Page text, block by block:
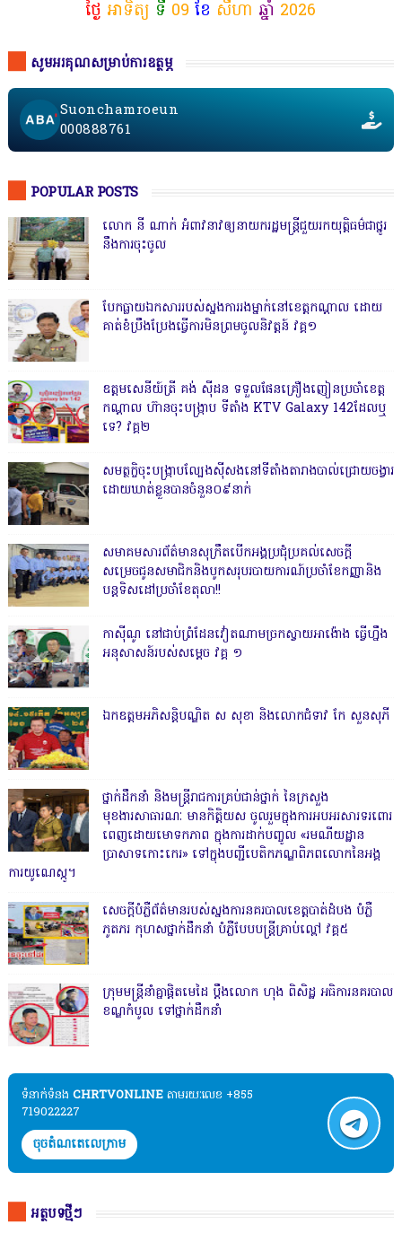
ថ្ងៃ អាទិត្យ ទី 09 ខែ សីហា ឆ្នាំ 2026
សូមអរគុណសម្រាប់ការឧត្ថម្ភ
Suonchamroeun
000888761
POPULAR POSTS
លោក នី ណាក់ អំពាវនាវឲ្យនាយករដ្ឋមន្ត្រីជួយរកយុត្តិធម៌ជាថ្នូរ
នឹងការចុះចូល
បែកធ្លាយឯកសាររបស់ស្នងការរងម្នាក់នៅខេត្តកណ្ដាល ដោយ
គាត់ខំប្រឹងប្រែងធ្វើការមិនព្រមចូលនិវត្តន៍ វគ្គ១
ឧត្តមសេនីយ៍ត្រី គង់ ស៊ីដន ទទួលផែនគ្រឿងញៀនប្រចាំខេត្ត
កណ្តាល ហ៊ានចុះបង្ក្រាប ទីតាំង KTV Galaxy 142ដែលឬ
ទេ? វគ្គ២
សមត្ថកិ្ចចុះបង្ក្រាបល្បែងស៊ីសងនៅទីតាំងតារាងបាល់ជ្រោយចង្វារ
ដោយឃាត់ខ្លួនបានចំនួន០៩នាក់
សមាគមសារព័ត៌មានសុក្រឹតបើកអង្គប្រជុំប្រគល់សេចក្តី
សម្រេចជូនសមាជិកនិងបូកសរុបរបាយការណ៍ប្រចាំខែកញ្ញានិង
បន្តទិសដៅប្រចាំខែតុលា!!
កាសុីណូ នៅជាប់ព្រំដែនវៀតណាមច្រកស្វាយអាង៉ោង ធ្វើហ្នឹង
អនុសាសន៍របស់សម្ដេច វគ្គ ១
ឯកឧត្តមអភិសន្តិបណ្ឌិត ស សុខា និងលោកជំទាវ កែ សួនសុភី
ថ្នាក់ដឹកនាំ និងមន្ត្រីរាជការគ្រប់ជាន់ថ្នាក់ នៃក្រសួង
មុខងារសាធារណៈ មានកិត្តិយស ចូលរួមក្នុងការអបអរសារទរពោរ
ពេញដោយមោទកភាព ក្នុងការដាក់បញ្ចូល «រមណីយដ្ឋាន
ប្រាសាទកោះកេរ» ទៅក្នុងបញ្ជីបេតិកភណ្ឌពិភពលោកនៃអង្គ
ការយូណេស្កូ។
សេចក្តីបំភ្លឺព័ត៌មានរបស់ស្នងការនគរបាលខេត្តបាត់ដំបង បំភ្លឺ
ភូតភរ កុហសថ្នាក់ដឹកនាំ បំភ្លឺបែបបន្ត្រីគ្រាប់ល្ពៅ វគ្គ៥
ក្រុមមន្ត្រីនាំគ្នាផ្ដិតមេដៃ ប្ដឹងលោក ហុង ពិសិដ្ឋ អធិការនគរបាល
ខណ្ឌកំបូល ទៅថ្នាក់ដឹកនាំ
ទំនាក់ទំនង​​ CHRTVONLINE តាមរយៈលេខ +855
719022227
ចុចតំណតេលេក្រាម
អត្ថបទថ្មីៗ